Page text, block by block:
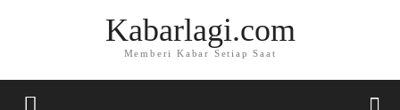
Kabarlagi.com
Memberi Kabar Setiap Saat